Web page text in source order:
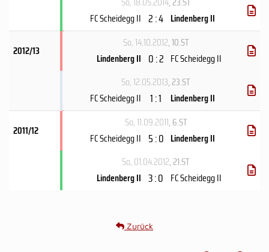
FC Scheidegg II 2 : 4 Lindenberg II
2012/13
So, 14.10.2012, 10.ST
Lindenberg II 0 : 2 FC Scheidegg II
So, 12.05.2013, 23.ST
FC Scheidegg II
1 : 1 Lindenberg II
2011/12
So, 11.09.2011, 6.ST
FC Scheidegg II 5 : 0 Lindenberg II
So, 01.04.2012, 21.ST
Lindenberg II 3 : 0 FC Scheidegg II
Zurück